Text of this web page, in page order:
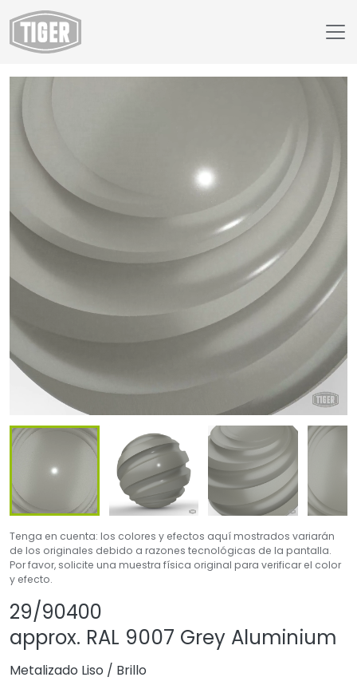
29/90400 - approx. RAL 9007 Grey Aluminium
Tenga en cuenta: los colores y efectos aquí mostrados variarán
de los originales debido a razones tecnológicas de la pantalla.
Por favor, solicite una muestra física original para verificar el color
y efecto.
29/90400
approx. RAL 9007 Grey Aluminium
Metalizado Liso / Brillo